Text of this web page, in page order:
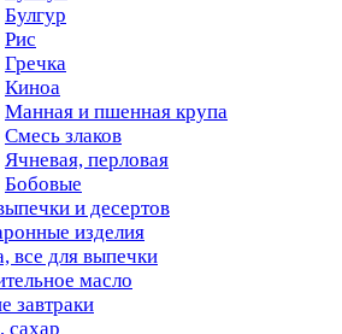
Булгур
Рис
Гречка
Киноа
Манная и пшенная крупа
Смесь злаков
Ячневая, перловая
Бобовые
и десертов
изделия
все для выпечки
масло
завтраки
сахар